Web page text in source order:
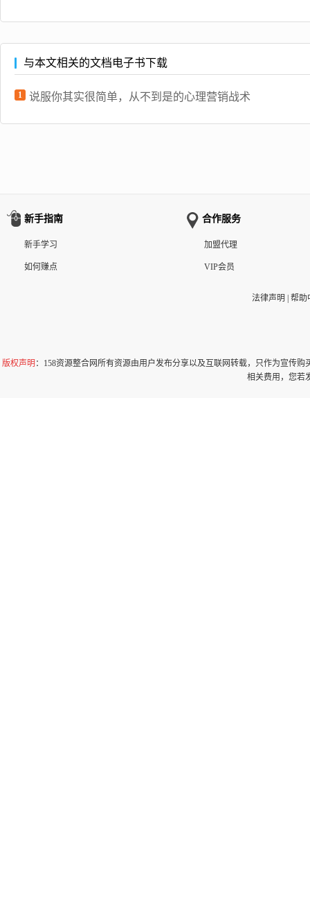
与本文相关的文档电子书下载
1 说服你其实很简单，从不到是的心理营销战术
新手指南
新手学习
如何赚点
合作服务
加盟代理
VIP会员
法律声明 帮助
版权声明 ：158资源整合网所有资源由用户发布分享以及互联网转载，只作为宣传
相关费用，您若